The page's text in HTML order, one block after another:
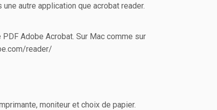
autre application que acrobat reader.
Adobe Acrobat. Sur Mac comme sur
reader/
moniteur et choix de papier.